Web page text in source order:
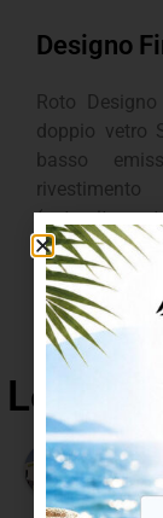
Designo
Roto
doppio vetro
basso
(antracite
lato apertura
isolamento
Le
4.8
Basato